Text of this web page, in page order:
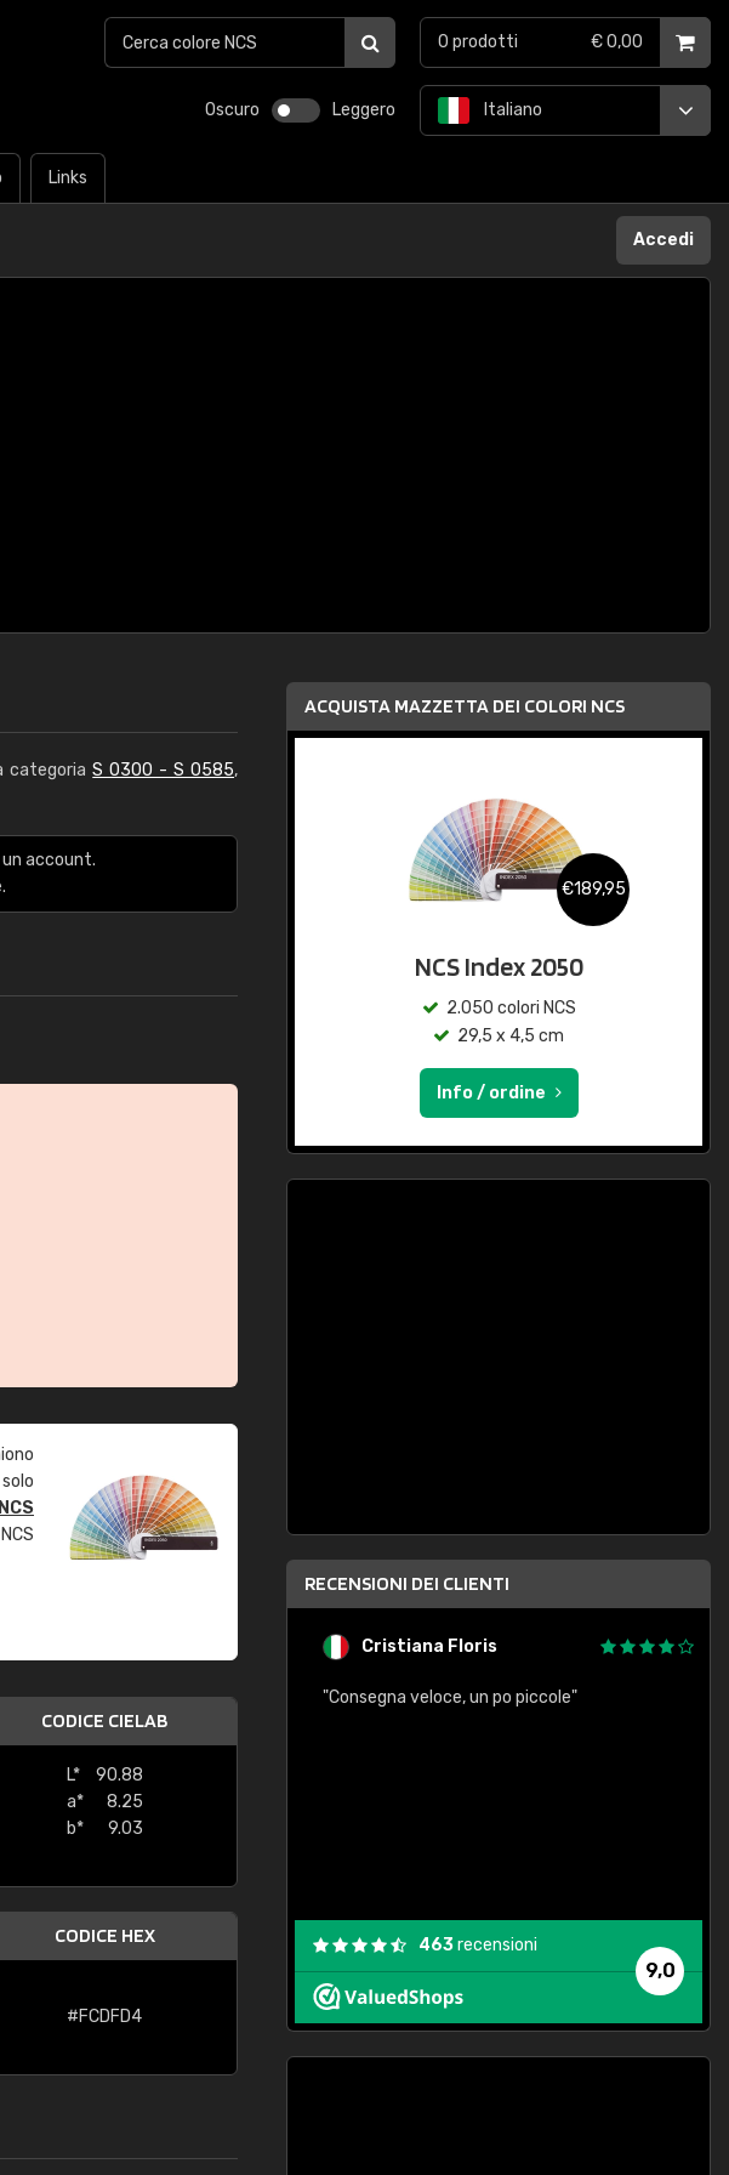
Oscuro Leggero
Links
Italiano
0 prodotti € 0,00
Accedi
categoriaS 0300 - S 0585,
un account.
CODICE CIELAB
L*
90.88
a*
8.25
b*
9.03
CODICE HEX
#FCDFD4
ACQUISTA MAZZETTA DEI COLORI NCS
€189,95
NCS Index 2050
2.050 colori NCS
29,5 x 4,5 cm
Info / ordine
RECENSIONI DEI CLIENTI
Cristiana Floris
"Consegna veloce, un po piccole"
9,0
463recensioni